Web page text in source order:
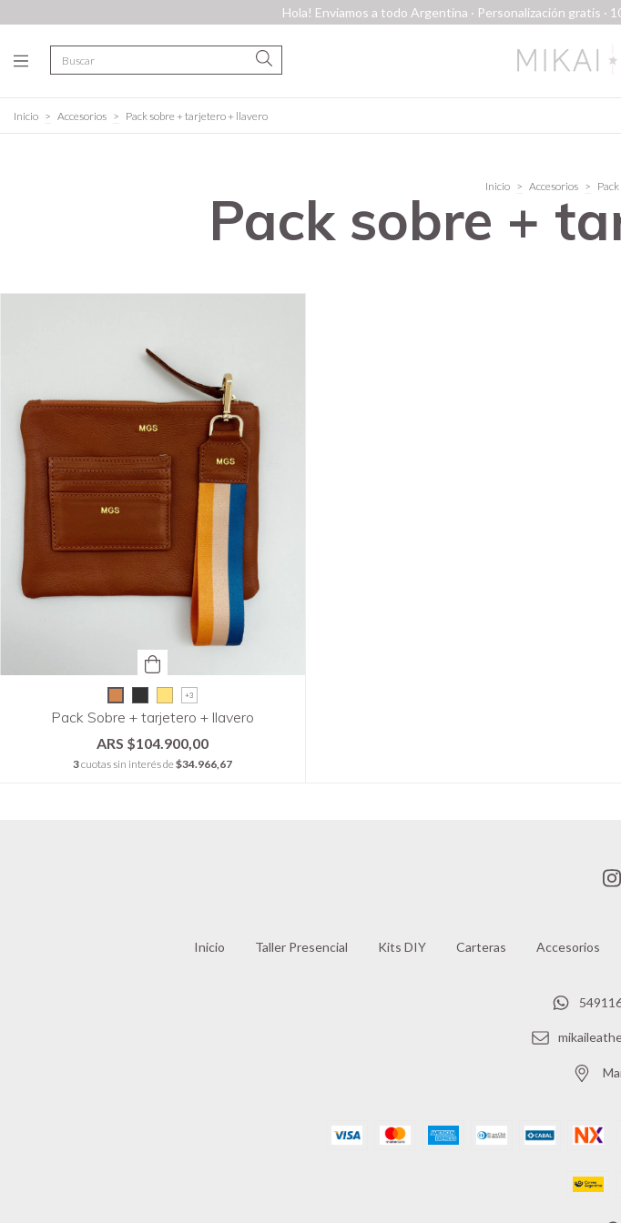
Hola! Enviamos a todo Argentina · Personalización gratis
Inicio > Accesorios > Pack sobre + tarjetero + llavero
Inicio > Accesorios >
Pack sobre +
+3
Pack Sobre + tarjetero + llavero
$104.900,00
3cuotas sin interés de $34.966,67
Inicio Taller Presencial Kits DIY Carteras Accesorios